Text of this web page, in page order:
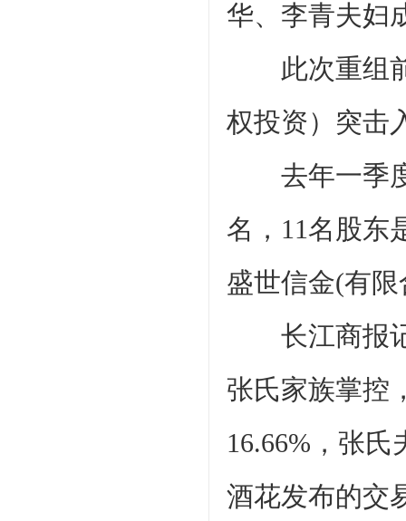
华、李青夫妇
此次重组前
权投资）突击
去年一季度
名，11名股东
盛世信金(有
长江商报记
张氏家族掌控
16.66%，张
酒花发布的交